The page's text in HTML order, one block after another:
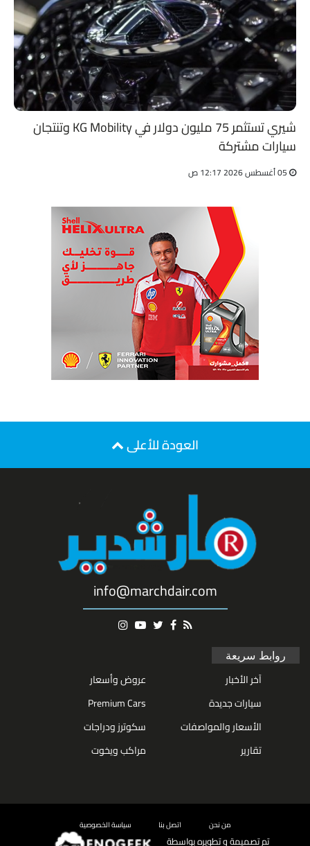
شيري تستثمر 75 مليون دولار في KG Mobility وتنتجان
سيارات مشتركة
العودة للأعلى
info@marchdair.com
روابط سريعة
آخر الأخبار
سيارات جديدة
الأسعار والمواصفات
تقارير
عروض وأسعار
Premium Cars
سكوترز ودراجات
مراكب ويخوت
من نحن اتصل بنا سياسة الخصوصية
تم تصميمة و تطويره بواسطة